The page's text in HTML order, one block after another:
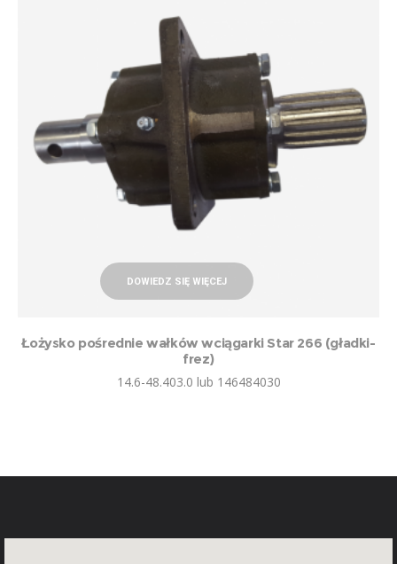
DOWIEDZ SIĘ WIĘCEJ
Łożysko pośrednie wałków wciągarki Star 266 (gładki-
frez)
14.6-48.403.0 lub 146484030